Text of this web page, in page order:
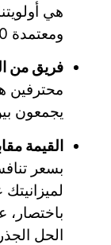
هي
ومعتمدة 100% لمياه الشرب.
فريق من
محترفين
يجمعون
القيمة
بسعر
باختصار،
الحل